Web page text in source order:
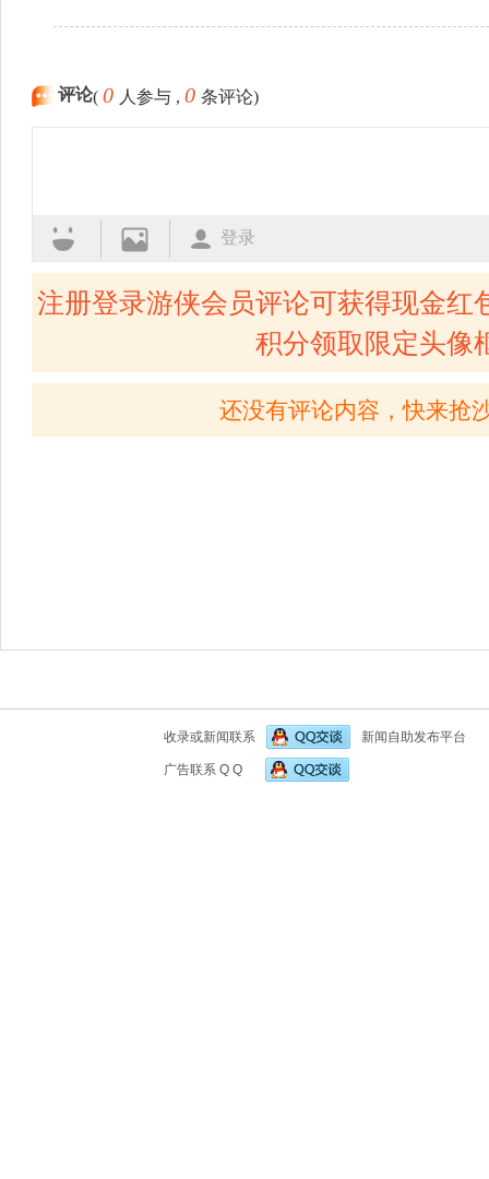
评论( 0 人参与 , 0 条评论)
登录
注册登录游侠会员评论可获得现金红
积分领取限定头像
还没有评论内容，快来抢
收录或新闻联系 新闻自助发布平台
广告联系 Q Q